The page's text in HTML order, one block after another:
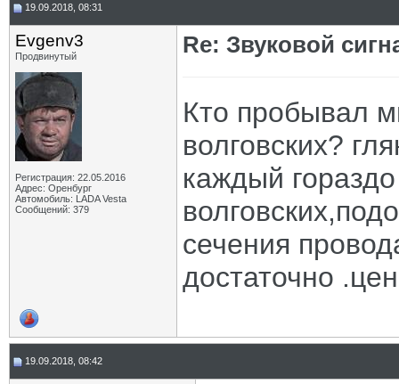
19.09.2018, 08:31
Evgenv3
Продвинутый
Регистрация: 22.05.2016
Адрес: Оренбург
Автомобиль: LADA Vesta
Сообщений: 379
Re: Звуковой
Кто пробывал
волговских?
каждый
сечения
достаточно
19.09.2018, 08:42